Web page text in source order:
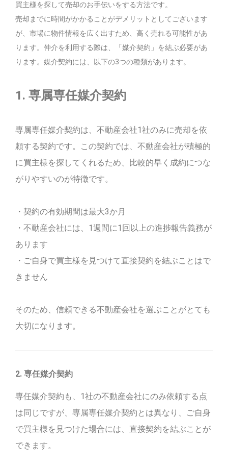
買主様を探して売却のお手伝いをする方法です。
売却までに時間がかかることがデメリットとしてございます
が、市場に物件情報を広く出すため、高く売れる可能性があ
ります。仲介を利用する際は、「媒介契約」を結ぶ必要があ
ります。媒介契約には、以下の3つの種類があります。
1. 専属専任媒介契約
専属専任媒介契約は、不動産会社1社のみに売却を依
頼する契約です。この契約では、不動産会社が積極的
に買主様を探してくれるため、比較的早く成約につな
がりやすいのが特徴です。
・契約の有効期間は最大3か月
・不動産会社には、1週間に1回以上の進捗報告義務が
あります
・ご自身で買主様を見つけて直接契約を結ぶことはで
きません
そのため、信頼できる不動産会社を選ぶことがとても
大切になります。
2. 専任媒介契約
専任媒介契約も、1社の不動産会社にのみ依頼する点
は同じですが、専属専任媒介契約とは異なり、ご自身
で買主様を見つけた場合には、直接契約を結ぶことが
できます。